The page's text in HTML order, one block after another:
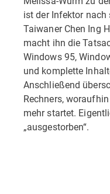
ist der Infektor nach
Taiwaner Chen Ing
macht ihn die
Windows 95,
und komplette
Anschließend
Rechners,
mehr startet.
„ausgestorben“.